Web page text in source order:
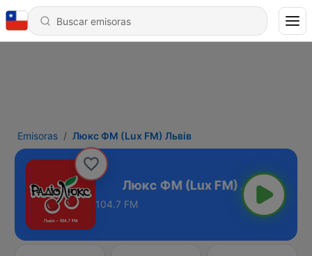
Emisoras Люкс ФМ (Lux FM) Львів
FM) Львів
104.7 FM